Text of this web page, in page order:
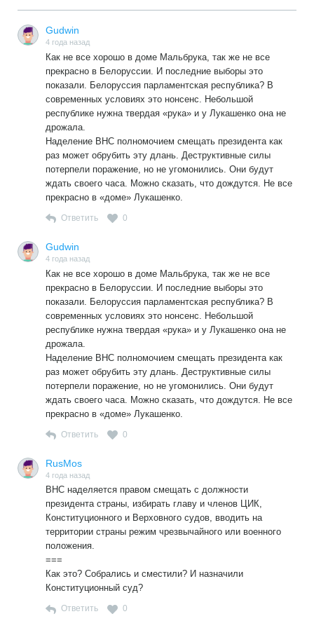
Gudwin
4 года назад
Как не все хорошо в доме Мальбрука, так же не все
прекрасно в Белоруссии. И последние выборы это
показали. Белоруссия парламентская республика? В
современных условиях это нонсенс. Небольшой
республике нужна твердая «рука» и у Лукашенко она не
дрожала.
Наделение ВНС полномочием смещать президента как
раз может обрубить эту длань. Деструктивные силы
потерпели поражение, но не угомонились. Они будут
ждать своего часа. Можно сказать, что дождутся. Не все
прекрасно в «доме» Лукашенко.
Ответить 0
Gudwin
4 года назад
Как не все хорошо в доме Мальбрука, так же не все
прекрасно в Белоруссии. И последние выборы это
показали. Белоруссия парламентская республика? В
современных условиях это нонсенс. Небольшой
республике нужна твердая «рука» и у Лукашенко она не
дрожала.
Наделение ВНС полномочием смещать президента как
раз может обрубить эту длань. Деструктивные силы
потерпели поражение, но не угомонились. Они будут
ждать своего часа. Можно сказать, что дождутся. Не все
прекрасно в «доме» Лукашенко.
Ответить 0
RusMos
4 года назад
ВНС наделяется правом смещать с должности
президента страны, избирать главу и членов ЦИК,
Конституционного и Верховного судов, вводить на
территории страны режим чрезвычайного или военного
положения.
===
Как это? Собрались и сместили? И назначили
Конституционный суд?
Ответить 0